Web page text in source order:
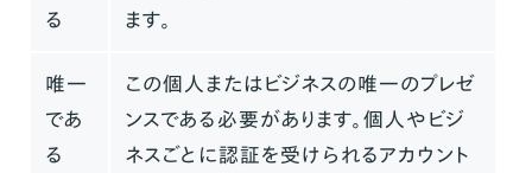
る
ます。
唯一
であ
る
この個人またはビジネスの唯一のプレゼ
ンスである必要があります。個人やビジ
ネスごとに認証を受けられるアカウント